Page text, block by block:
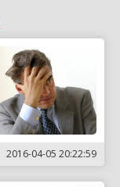
2016-04-05 20:22:59